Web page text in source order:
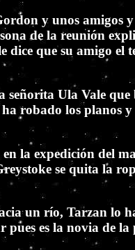
y unos amigos y
de la reunión
que su amigo el
señorita Ula Vale
robado los planos y
la expedición del
se quita la
un río, Tarzan lo
es la novia de la